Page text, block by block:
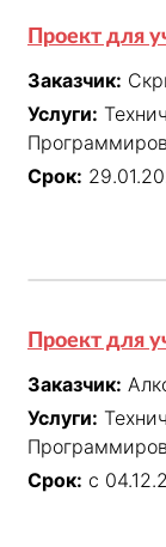
Наполнение
Настройка
Обработка
Подготовка
Проект для
Заказчик:
Услуги:
Срок:
Проект для
Заказчик:
Услуги:
Срок: с